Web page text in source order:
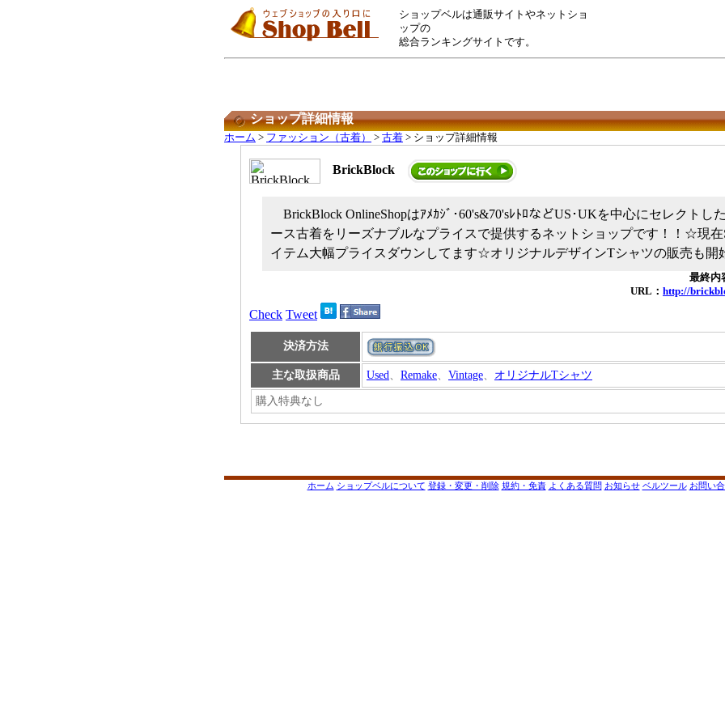
ショップベルは通販サイトやネットショ
ップの
総合ランキングサイトです。
ショップ詳細情報
ホーム > ファッション（古着） > 古着 > ショップ詳細情報
BrickBlock
BrickBlock OnlineShopはｱﾒｶｼﾞ･60's&70'sﾚﾄﾛなどUS･UKを中心にセレクトし
ース古着をリーズナブルなプライスで提供するネットショップです！！☆現
イテム大幅プライスダウンしてます☆オリジナルデザインTシャツの販売も開
最終内
URL： http://
Check Tweet
決済方法
主な取扱商品 Used、 Remake、 Vintage、 オリジナルTシャツ
購入特典なし
ホーム ショップベルについて 登録・変更・削除 規約・免責 よくある質問 お知らせ ベルツール お問い